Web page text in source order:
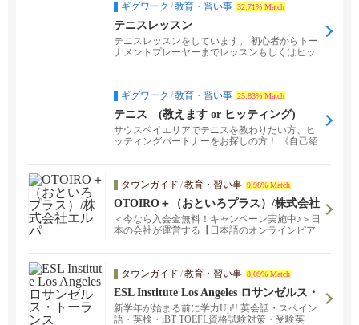
ギグワーク /教育・習い事 32.71% Match
テニスレッスン
テニスレッスンをしています。 初心者からトー
ナメントプレーヤーまでレッスンもしくはヒッ
ギグワーク /教育・習い事 25.83% Match
テニス (教えます or ヒッティング)
サウスベイエリアでテニスを教わりたい方、ヒ
ッティングパートナーをお探しの方！ 《自己紹
タウンガイド /教育・習い事 9.98% Match
OTOIRO＋（おといろプラス）/株式会社
エルパ
＜今なら入会金無料！キャンペーン実施中♪＞日
本の会社が運営する【日本語のオンラインピア
タウンガイド /教育・習い事 8.09% Match
ESL Institute Los Angeles ロサンゼルス・
トーランス
新学年が始まる前に学力Up!! 英会話・スペイン
語・英検・iBT TOEFL資格試験対策・受験英